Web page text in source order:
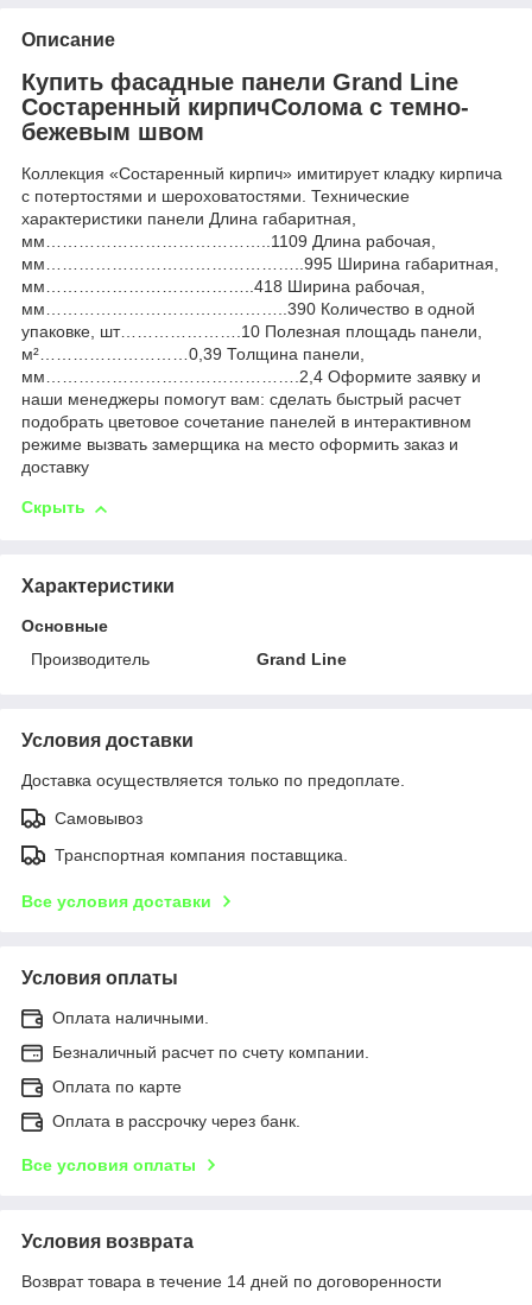
Описание
Купить фасадные панели Grand Line
Состаренный кирпичСолома с темно-
бежевым швом
Коллекция «Состаренный кирпич» имитирует кладку кирпича
с потертостями и шероховатостями. Технические
характеристики панели Длина габаритная,
мм…………………………………..1109 Длина рабочая,
мм………………………………………..995 Ширина габаритная,
мм………………………………..418 Ширина рабочая,
мм……………………………………..390 Количество в одной
упаковке, шт………………….10 Полезная площадь панели,
м²………………………0,39 Толщина панели,
мм……………………………………….2,4 Оформите заявку и
наши менеджеры помогут вам: сделать быстрый расчет
подобрать цветовое сочетание панелей в интерактивном
режиме вызвать замерщика на место оформить заказ и
доставку
Скрыть
Характеристики
Основные
Производитель
Grand Line
Условия доставки
Доставка осуществляется только по предоплате.
Самовывоз
Транспортная компания поставщика.
Все условия доставки
Условия оплаты
Оплата наличными.
Безналичный расчет по счету компании.
Оплата по карте
Оплата в рассрочку через банк.
Все условия оплаты
Условия возврата
Возврат товара в течение 14 дней по договоренности